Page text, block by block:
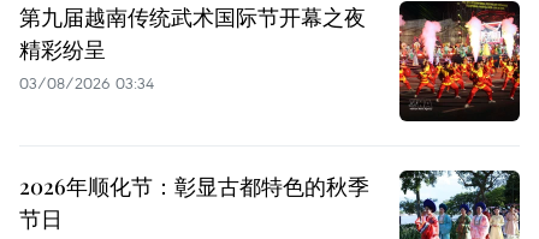
第九届越南传统武术国际节开幕之夜
精彩纷呈
03/08/2026 03:34
2026年顺化节：彰显古都特色的秋季
节日